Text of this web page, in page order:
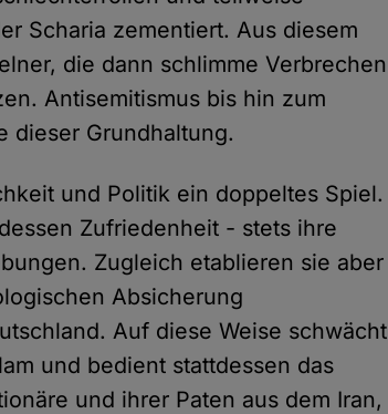
Scharia zementiert. Aus diesem
die dann schlimme Verbrechen
Antisemitismus bis hin zum
dieser Grundhaltung.
und Politik ein doppeltes Spiel.
Zufriedenheit - stets ihre
Zugleich etablieren sie aber
Absicherung
Auf diese Weise schwächt
und bedient stattdessen das
und ihrer Paten aus dem Iran,